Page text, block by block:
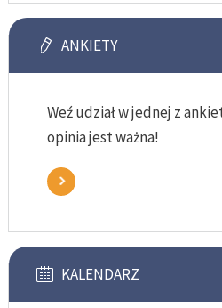
ANKIETY
Weź udział w jednej z
opinia jest ważna!
KALENDARZ